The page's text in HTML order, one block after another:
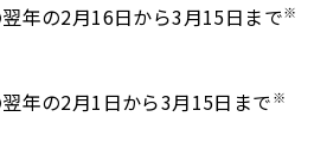
年の2月16日から3月15日まで※
年の2月1日から3月15日まで※